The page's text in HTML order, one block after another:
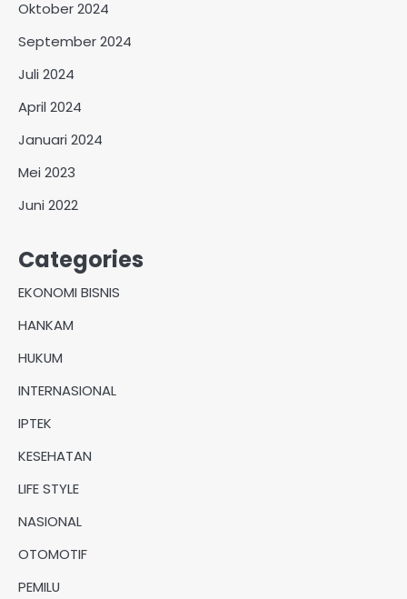
Oktober 2024
September 2024
Juli 2024
April 2024
Januari 2024
Mei 2023
Juni 2022
Categories
EKONOMI BISNIS
HANKAM
HUKUM
INTERNASIONAL
IPTEK
KESEHATAN
LIFE STYLE
NASIONAL
OTOMOTIF
PEMILU